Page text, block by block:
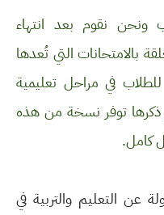
ونحن نقوم بعد انتهاء
بالامتحانات التي تُعدها
للطلاب في مراحل تعليمية
ذكرها توفر نسخة من هذه
كامل.
عن التعليم والتربية في